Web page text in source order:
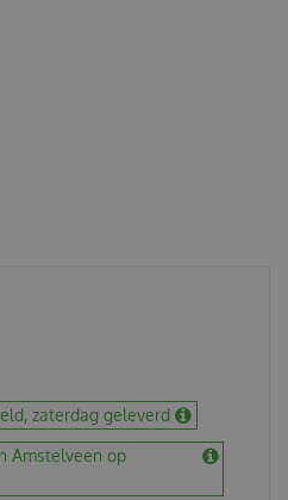
zaterdag geleverd
Amstelveen op